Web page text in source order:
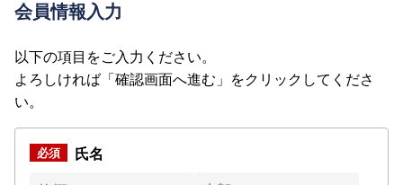
会員情報入力
以下の項目をご入力ください。
よろしければ「確認画面へ進む」をクリックしてくださ
い。
氏名